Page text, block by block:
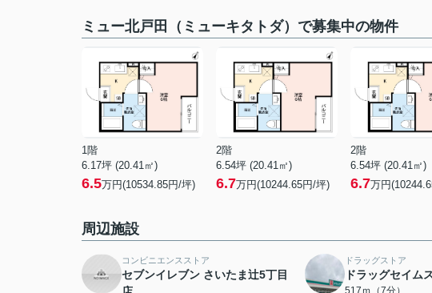
ミュー北戸田（ミューキタトダ）で募集中の物件
1階
6.17坪 (20.41㎡)
6.5万円(10534.85円/坪)
2階
6.54坪 (20.41㎡)
6.7万円(10244.65円/坪)
2階
6.54坪 (20.41㎡)
6.7万円
周辺施設
コンビニエンスストア
セブンイレブン さいたま辻5丁目
ドラッグストア
ドラッグセイム
517ｍ（7分）